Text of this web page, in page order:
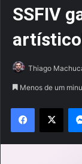
SSFIV
Thiago
Menos de um